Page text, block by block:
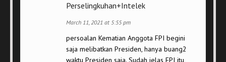
Perselingkuhan+Intelek
March 11, 2021 at 5:55 pm
persoalan Kematian Anggota FPI begini
saja melibatkan Presiden, hanya buang2
waktu Presiden saja. Sudah jelas FPI itu